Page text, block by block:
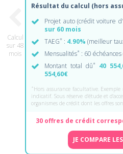
Calcul
sur 48
mois
Résultat du calcul (hors
Projet auto (crédit voiture
sur 60 mois
TAEG* : 4.90% (meilleur
Mensualités* : 60 échéances
Montant total dû* 40
554,60€
* Hors assurance facultative.
indicatif. Sous réserve d'étude et
organismes de crédit dont les offres
30 offres de crédit
JE COMPARE